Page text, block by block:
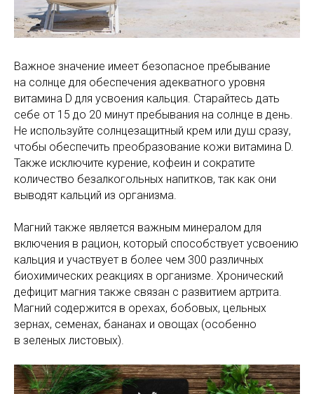
Важное значение имеет безопасное пребывание
на солнце для обеспечения адекватного уровня
витамина D для усвоения кальция. Старайтесь дать
себе от 15 до 20 минут пребывания на солнце в день.
Не используйте солнцезащитный крем или душ сразу,
чтобы обеспечить преобразование кожи витамина D.
Также исключите курение, кофеин и сократите
количество безалкогольных напитков, так как они
выводят кальций из организма.
Магний также является важным минералом для
включения в рацион, который способствует усвоению
кальция и участвует в более чем 300 различных
биохимических реакциях в организме. Хронический
дефицит магния также связан с развитием артрита.
Магний содержится в орехах, бобовых, цельных
зернах, семенах, бананах и овощах (особенно
в зеленых листовых).